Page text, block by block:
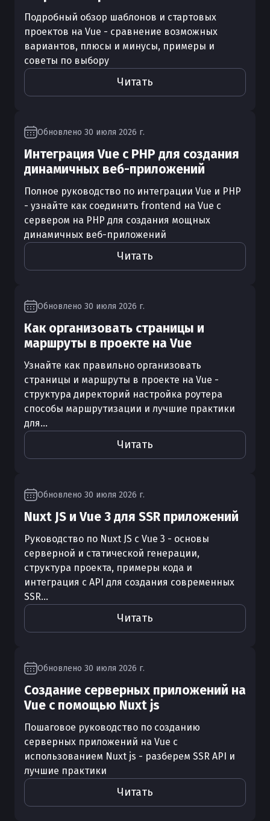
Подробный обзор шаблонов и стартовых
проектов на Vue - сравнение возможных
вариантов, плюсы и минусы, примеры и
советы по выбору
Читать
Обновлено 30 июля 2026 г.
Интеграция Vue с PHP для создания
динамичных веб-приложений
Полное руководство по интеграции Vue и PHP
- узнайте как соединить frontend на Vue с
сервером на PHP для создания мощных
динамичных веб-приложений
Читать
Обновлено 30 июля 2026 г.
Как организовать страницы и
маршруты в проекте на Vue
Узнайте как правильно организовать
страницы и маршруты в проекте на Vue -
структура директорий настройка роутера
способы маршрутизации и лучшие практики
для...
Читать
Обновлено 30 июля 2026 г.
Nuxt JS и Vue 3 для SSR приложений
Руководство по Nuxt JS с Vue 3 - основы
серверной и статической генерации,
структура проекта, примеры кода и
интеграция с API для создания современных
SSR...
Читать
Обновлено 30 июля 2026 г.
Создание серверных приложений на
Vue с помощью Nuxt js
Пошаговое руководство по созданию
серверных приложений на Vue с
использованием Nuxt js - разберем SSR API и
лучшие практики
Читать